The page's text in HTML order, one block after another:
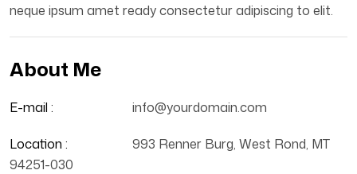
neque ipsum amet ready consectetur adipiscing to elit.
About Me
E-mail : info@yourdomain.com
Location :
993 Renner Burg, West Rond, MT
94251-030